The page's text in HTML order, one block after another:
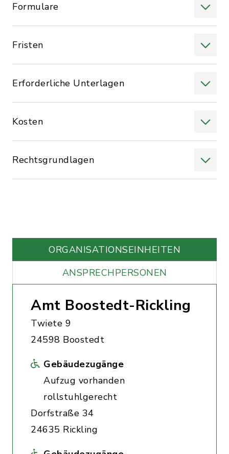
Formulare
Fristen
Erforderliche Unterlagen
Kosten
Rechtsgrundlagen
ORGANISATIONS­EINHEITEN
ANSPRECHPERSONEN
Amt Boostedt-Rickling
Twiete 9
24598 Boostedt
Gebäudezugänge
Aufzug vorhanden
rollstuhlgerecht
Dorfstraße 34
24635 Rickling